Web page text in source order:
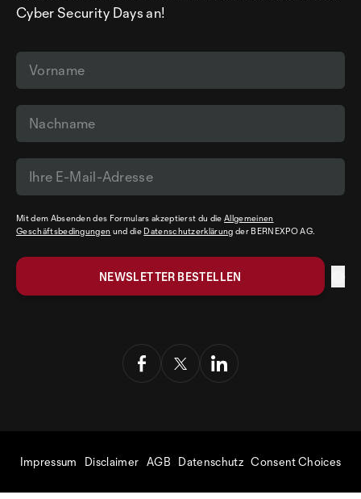
Cyber Security Days an!
Mit dem Absenden des Formulars akzeptierst du dieAllgemeinen
Geschäftsbedingungen und die Datenschutzerklärung der BERNEXPO AG.
Impressum Disclaimer AGB Datenschutz Consent Choices